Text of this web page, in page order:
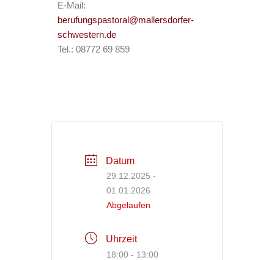
E-Mail:
berufungspastoral@mallersdorfer-
schwestern.de
Tel.: 08772 69 859
Datum
29.12.2025 -
01.01.2026
Abgelaufen
Uhrzeit
18:00 - 13:00